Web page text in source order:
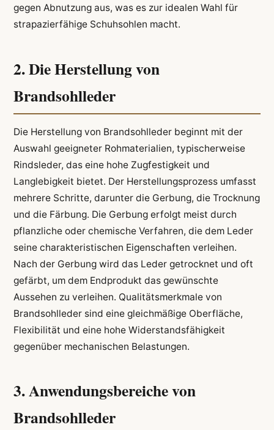
gegen Abnutzung aus, was es zur idealen Wahl für
strapazierfähige Schuhsohlen macht.
2. Die Herstellung von
Brandsohlleder
Die Herstellung von Brandsohlleder beginnt mit der
Auswahl geeigneter Rohmaterialien, typischerweise
Rindsleder, das eine hohe Zugfestigkeit und
Langlebigkeit bietet. Der Herstellungsprozess umfasst
mehrere Schritte, darunter die Gerbung, die Trocknung
und die Färbung. Die Gerbung erfolgt meist durch
pflanzliche oder chemische Verfahren, die dem Leder
seine charakteristischen Eigenschaften verleihen.
Nach der Gerbung wird das Leder getrocknet und oft
gefärbt, um dem Endprodukt das gewünschte
Aussehen zu verleihen. Qualitätsmerkmale von
Brandsohlleder sind eine gleichmäßige Oberfläche,
Flexibilität und eine hohe Widerstandsfähigkeit
gegenüber mechanischen Belastungen.
3. Anwendungsbereiche von
Brandsohlleder